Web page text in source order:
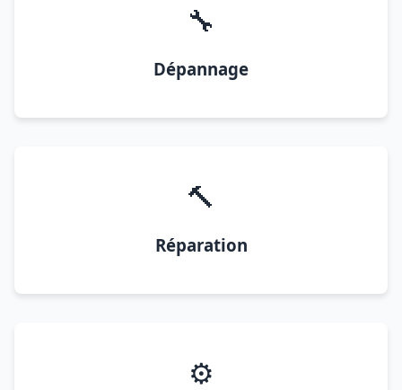
🔧
Dépannage
🔨
Réparation
⚙️